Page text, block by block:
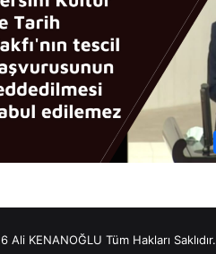
Ali KENANOĞLU Tüm Hakları Saklıdır.